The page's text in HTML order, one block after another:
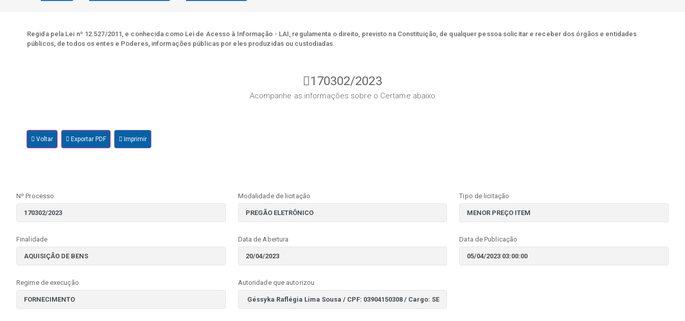
Regida pela Lei nº 12.527/2011, e conhecida como Lei de Acesso à Informação - LAI, regulamenta o direito, previsto na Constituição, de qualquer pessoa solicitar e receber dos órgãos e entidades
públicos, de todos os entes e Poderes, informações públicas por eles produzidas ou custodiadas.
170302/2023
Acompanhe as informações sobre o Certame abaixo
Voltar Exportar PDF Imprimir
Nº Processo Modalidade de licitação Tipo de licitação
Finalidade Data de Abertura Data de Publicação
Regime de execução Autoridade que autorizou